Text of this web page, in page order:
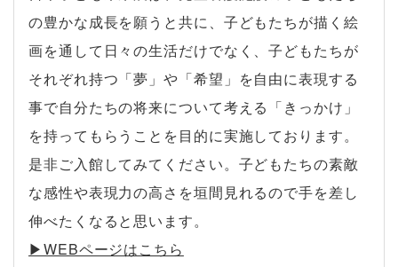
の豊かな成長を願うと共に、子どもたちが描く絵
画を通して日々の生活だけでなく、子どもたちが
それぞれ持つ「夢」や「希望」を自由に表現する
事で自分たちの将来について考える「きっかけ」
を持ってもらうことを目的に実施しております。
是非ご入館してみてください。子どもたちの素敵
な感性や表現力の高さを垣間見れるので手を差し
伸べたくなると思います。
▶︎WEBページはこちら